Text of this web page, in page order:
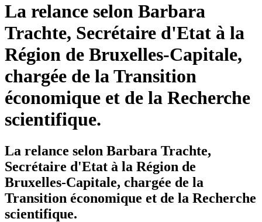
La relance selon Barbara
Trachte, Secrétaire d'Etat à la
Région de Bruxelles-Capitale,
chargée de la Transition
économique et de la Recherche
scientifique.
La relance selon Barbara Trachte,
Secrétaire d'Etat à la Région de
Bruxelles-Capitale, chargée de la
Transition économique et de la Recherche
scientifique.